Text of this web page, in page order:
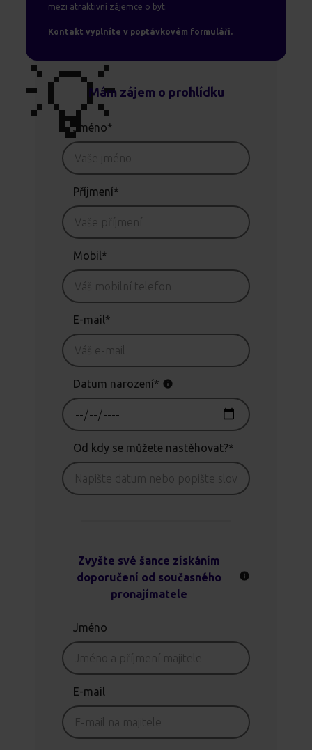
mezi atraktivní zájemce o byt.
Kontakt vyplníte v poptávkovém formuláři.
💡Mám zájem o prohlídku
Jméno*
Příjmení*
Mobil*
E-mail*
Datum narození*
Od kdy se můžete nastěhovat?*
Zvyšte své šance získáním
doporučení od současného
pronajímatele
Jméno
E-mail